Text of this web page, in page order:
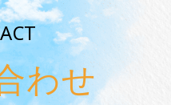
わせ